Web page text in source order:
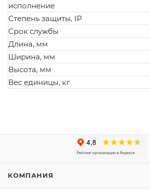
исполнение
Степень защиты, IP
Срок службы
Длина, мм
Ширина, мм
Высота, мм
Вес единицы, кг
КОМПАНИЯ